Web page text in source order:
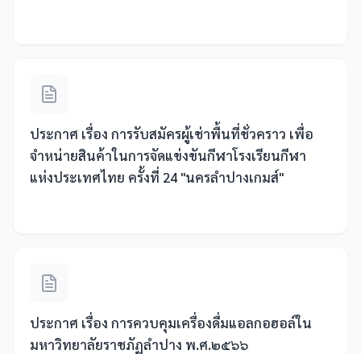
ประกาศ เรื่อง การรับสมัครผู้เช่าพื้นที่ชั่วคราว เพื่อ
จำหน่ายสินค้าในการจัดแข่งขันกีฬาโรงเรียนกีฬา
แห่งประเทศไทย ครั้งที่ 24 "นครลำปางเกมส์"
ประกาศ เรื่อง การควบคุมเครื่องดื่มแอลกอฮอล์ใน
มหาวิทยาลัยราชภัฏลำปาง พ.ศ.๒๕๖๖